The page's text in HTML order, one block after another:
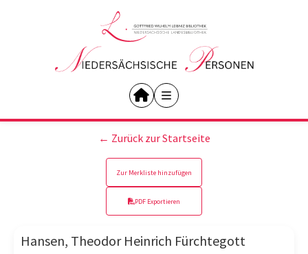
← Zurück zur Startseite
Zur Merkliste hinzufügen
PDF Exportieren
Hansen, Theodor Heinrich Fürchtegott